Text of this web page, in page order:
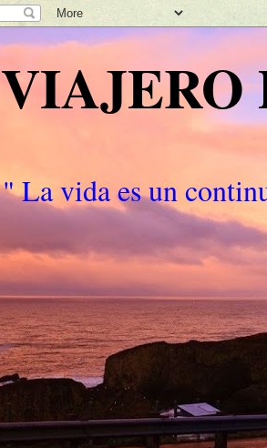
VIAJERO
" La vida es un